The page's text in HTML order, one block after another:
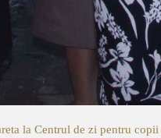
la Centrul de zi pentru